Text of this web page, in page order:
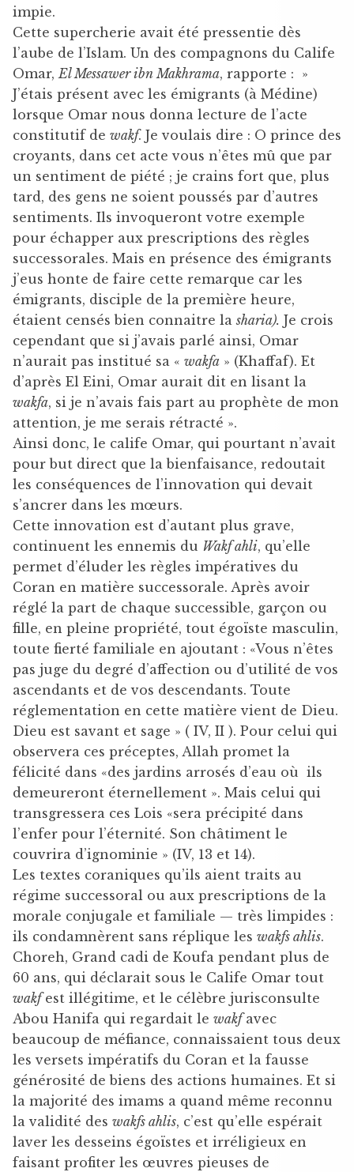
impie.
Cette supercherie avait été pressentie dès
l’aube de l’Islam. Un des compagnons du Calife
Omar, El Messawer ibn Makhrama, rapporte : »
J’étais présent avec les émigrants (à Médine)
lorsque Omar nous donna lecture de l’acte
constitutif de wakf. Je voulais dire : O prince des
croyants, dans cet acte vous n’êtes mû que par
un sentiment de piété ; je crains fort que, plus
tard, des gens ne soient poussés par d’autres
sentiments. Ils invoqueront votre exemple
pour échapper aux prescriptions des règles
successorales. Mais en présence des émigrants
j’eus honte de faire cette remarque car les
émigrants, disciple de la première heure,
étaient censés bien connaitre lasharia). Je crois
cependant que si j’avais parlé ainsi, Omar
n’aurait pas institué sa « wakfa » (Khaffaf). Et
d’après El Eini, Omar aurait dit en lisant la
wakfa, si je n’avais fais part au prophète de mon
attention, je me serais rétracté ».
Ainsi donc, le calife Omar, qui pourtant n’avait
pour but direct que la bienfaisance, redoutait
les conséquences de l’innovation qui devait
s’ancrer dans les mœurs.
Cette innovation est d’autant plus grave,
continuent les ennemis du Wakf ahli, qu’elle
permet d’éluder les règles impératives du
Coran en matière successorale. Après avoir
réglé la part de chaque successible, garçon ou
fille, en pleine propriété, tout égoïste masculin,
toute fierté familiale en ajoutant : «Vous n’êtes
pas juge du degré d’affection ou d’utilité de vos
ascendants et de vos descendants. Toute
réglementation en cette matière vient de Dieu.
Dieu est savant et sage » ( IV, II ). Pour celui qui
observera ces préceptes, Allah promet la
félicité dans «des jardins arrosés d’eau où ils
demeureront éternellement ». Mais celui qui
transgressera ces Lois «sera précipité dans
l’enfer pour l’éternité. Son châtiment le
couvrira d’ignominie » (IV, 13 et 14).
Les textes coraniques qu’ils aient traits au
régime successoral ou aux prescriptions de la
morale conjugale et familiale — très limpides :
ils condamnèrent sans réplique les wakfs ahlis.
Choreh, Grand cadi de Koufa pendant plus de
60 ans, qui déclarait sous le Calife Omar tout
wakfest illégitime, et le célèbre jurisconsulte
Abou Hanifa qui regardait le wakfavec
beaucoup de méfiance, connaissaient tous deux
les versets impératifs du Coran et la fausse
générosité de biens des actions humaines. Et si
la majorité des imams a quand même reconnu
la validité des wakfs ahlis, c’est qu’elle espérait
laver les desseins égoïstes et irréligieux en
faisant profiter les œuvres pieuses de